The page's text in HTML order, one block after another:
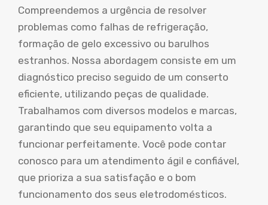
Compreendemos a urgência de resolver
problemas como falhas de refrigeração,
formação de gelo excessivo ou barulhos
estranhos. Nossa abordagem consiste em um
diagnóstico preciso seguido de um conserto
eficiente, utilizando peças de qualidade.
Trabalhamos com diversos modelos e marcas,
garantindo que seu equipamento volta a
funcionar perfeitamente. Você pode contar
conosco para um atendimento ágil e confiável,
que prioriza a sua satisfação e o bom
funcionamento dos seus eletrodomésticos.